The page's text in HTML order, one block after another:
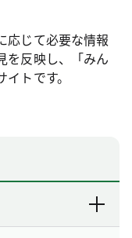
応じて必要な情報
を反映し、「みん
トです。